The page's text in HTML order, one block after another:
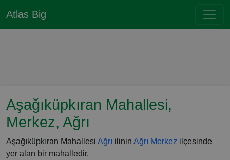
Atlas Big
Aşağıküpkıran Mahallesi,
Merkez, Ağrı
Aşağıküpkıran Mahallesi Ağrı ilinin Ağrı Merkez ilçesinde
yer alan bir mahalledir.